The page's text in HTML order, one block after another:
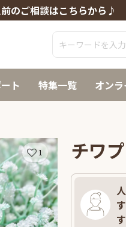
のご相談はこちらから♪
ト 特集一覧 オン
1 チワ